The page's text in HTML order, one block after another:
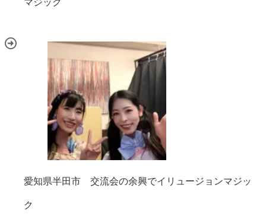
マジック
愛知県半田市 交流会の余興でイリュージョンマジッ
ク